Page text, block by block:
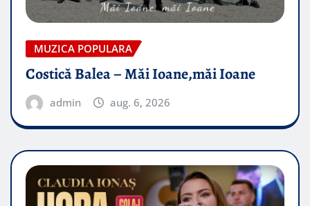
MUZICA POPULARA
Costică Balea – Măi Ioane,măi Ioane
admin aug. 6, 2026